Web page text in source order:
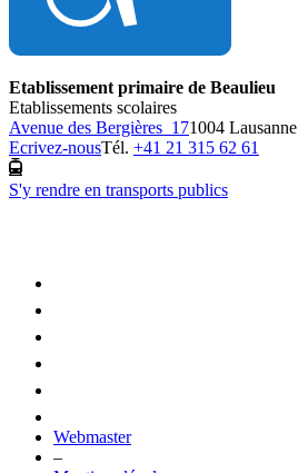
Etablissement primaire de Beaulieu
Etablissements scolaires
Avenue des Bergières 171004 Lausanne
Ecrivez-nousTél. +41 21 315 62 61
S'y rendre en transports publics
Webmaster
–